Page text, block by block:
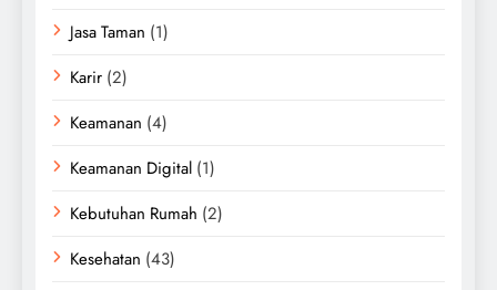
Jasa Taman (1)
Karir (2)
Keamanan (4)
Keamanan Digital (1)
Kebutuhan Rumah (2)
Kesehatan (43)